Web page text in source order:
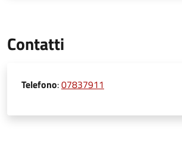
Contatti
Telefono:07837911